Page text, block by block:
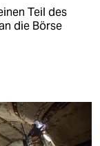
Teil des
die Börse